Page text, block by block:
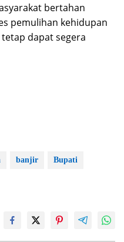
bertahan
pemulihan kehidupan
dapat segera
banjir Bupati